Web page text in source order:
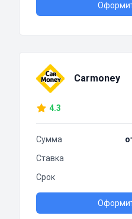
Carmoney
4.3
Сумма
Ставка
Срок